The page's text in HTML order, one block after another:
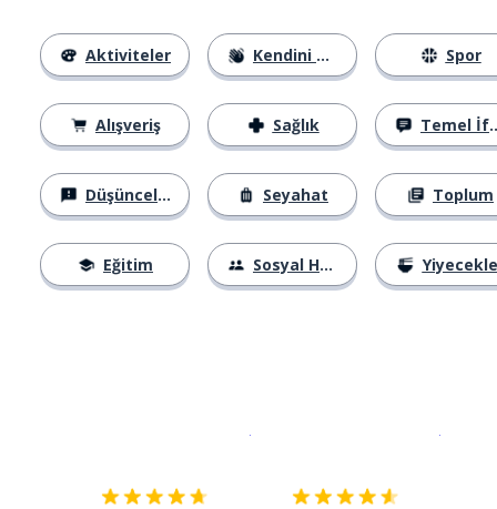
Aktiviteler
Alışveriş
Düşünceler
Eğitim
Kendini Tanıtma
Sağlık
Seyahat
Sosyal Hayat
Spor
Temel İfadeler
Toplum